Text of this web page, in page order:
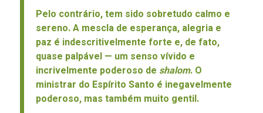
Pelo contrário, tem sido sobretudo calmo e
sereno. A mescla de esperança, alegria e
paz é indescritivelmente forte e, de fato,
quase palpável — um senso vívido e
incrivelmente poderoso de shalom. O
ministrar do Espírito Santo é inegavelmente
poderoso, mas também muito gentil.